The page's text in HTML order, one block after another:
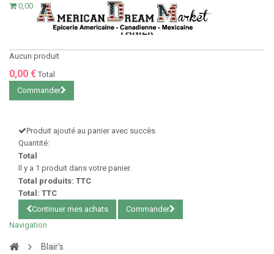
0,00 €
PANIER
Aucun produit
0,00 € Total
Commander
Produit ajouté au panier avec succès
Quantité:
Total
Il y a 1 produit dans votre panier.
Total produits: TTC
Total: TTC
Continuer mes achats
Commander
Navigation
Blair's